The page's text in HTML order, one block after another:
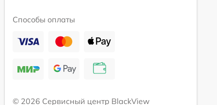
Способы оплаты
© 2026 Сервисный центр BlackView